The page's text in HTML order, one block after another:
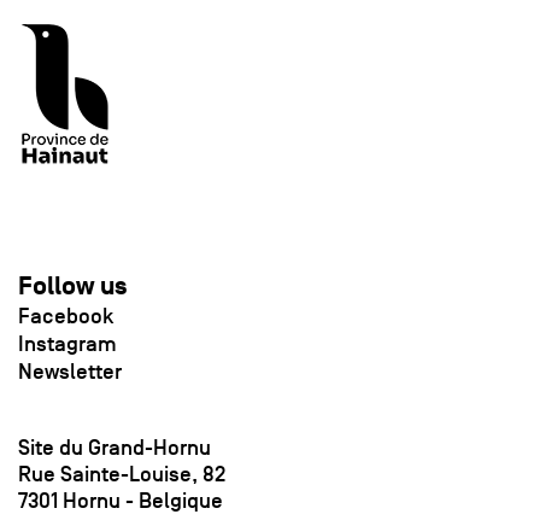
Follow us
Facebook
Instagram
Newsletter
Site du Grand-Hornu
Rue Sainte-Louise, 82
7301 Hornu - Belgique